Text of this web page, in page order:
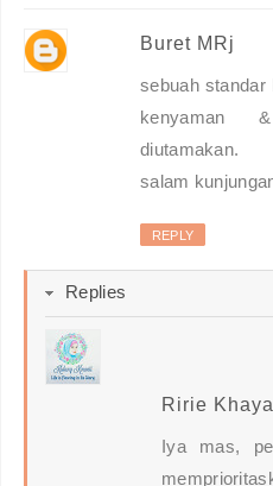
Buret MRj
sebuah standar
kenyaman
diutamakan.
salam
REPLY
Replies
Ririe
Iya mas,